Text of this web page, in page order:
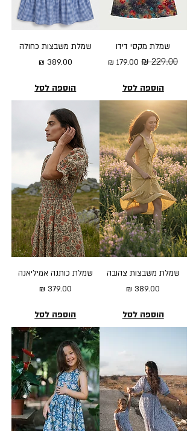
שמלת מקסי דידו
מחיר רגיל‏229.00 ‏₪ מחיר מבצע
הוספה לסל
שמלת משבצות כחולה
מחיר
הוספה לסל
שמלת משבצות צהובה
מחיר
הוספה לסל
שמלת כותנה אמיליאנה
מחיר
הוספה לסל